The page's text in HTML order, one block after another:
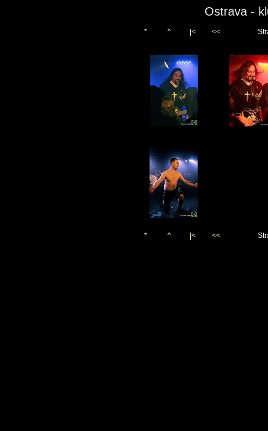
Ostrava -
* ^ |< <<
* ^ |< <<